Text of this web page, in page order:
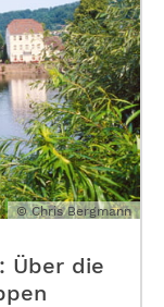
© Chris Bergmann
Über die